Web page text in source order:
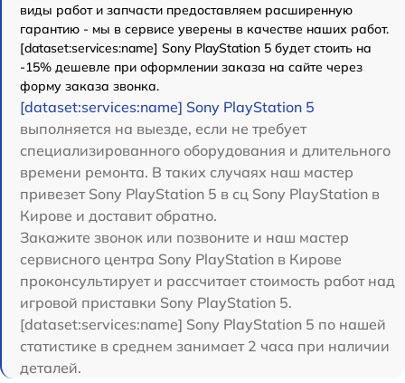
виды работ и запчасти предоставляем расширенную
гарантию - мы в сервисе уверены в качестве наших работ.
[dataset:services:name] Sony PlayStation 5 будет стоить на
-15% дешевле при оформлении заказа на сайте через
форму заказа звонка.
[dataset:services:name] Sony PlayStation 5
выполняется на выезде, если не требует
специализированного оборудования и длительного
времени ремонта. В таких случаях наш мастер
привезет Sony PlayStation 5 в сц Sony PlayStation в
Кирове и доставит обратно.
Закажите звонок или позвоните и наш мастер
сервисного центра Sony PlayStation в Кирове
проконсультирует и рассчитает стоимость работ над
игровой приставки Sony PlayStation 5.
[dataset:services:name] Sony PlayStation 5 по нашей
статистике в среднем занимает 2 часа при наличии
деталей.